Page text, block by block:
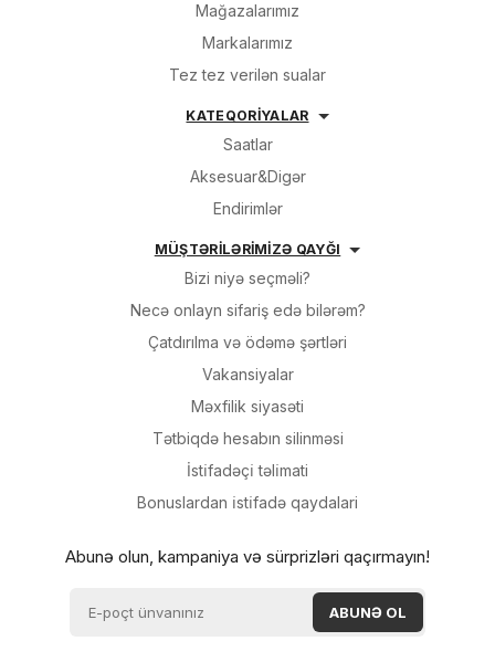
Mağazalarımız
Markalarımız
Tez tez verilən sualar
KATEQORİYALAR
Saatlar
Aksesuar&Digər
Endirimlər
MÜŞTƏRİLƏRİMİZƏ QAYĞI
Bizi niyə seçməli?
Necə onlayn sifariş edə bilərəm?
Çatdırılma və ödəmə şərtləri
Vakansiyalar
Məxfilik siyasəti
Tətbiqdə hesabın silinməsi
İsti̇fadəçi̇ təli̇mati
Bonuslardan i̇sti̇fadə qaydalari
Abunə olun, kampaniya və sürprizləri qaçırmayın!